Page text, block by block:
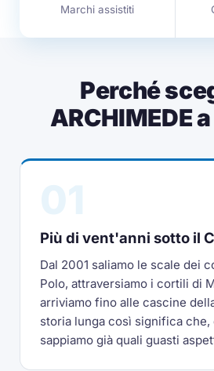
Marchi assistiti
Perché
ARCHIMEDE
Più di vent'anni sotto il
Dal 2001 saliamo le scale dei
Polo, attraversiamo i cortili di
arriviamo fino alle cascine
storia lunga così significa che,
sappiamo già quali guasti